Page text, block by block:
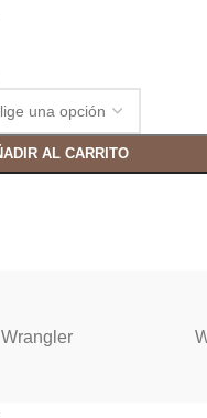
AL CARRITO
Wrangler